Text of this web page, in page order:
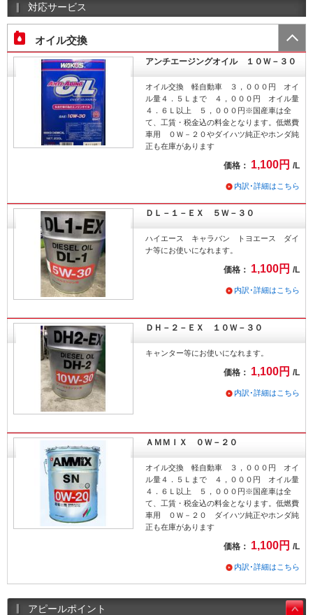
対応サービス
オイル交換
アンチエージングオイル １０Ｗ－３０
オイル交換 軽自動車 ３，０００円 オイ
ル量４．５Ｌまで ４，０００円 オイル量
４．６Ｌ以上 ５，０００円※国産車は全
て、工賃・税金込の料金となります。低燃費
車用 ０Ｗ－２０やダイハツ純正やホンダ純
正も在庫があります
価格： 1,100円 /L
内訳･詳細はこちら
ＤＬ－１－ＥＸ ５Ｗ－３０
ハイエース キャラバン トヨエース ダイ
ナ等にお使いになれます。
価格： 1,100円 /L
内訳･詳細はこちら
ＤＨ－２－ＥＸ １０Ｗ－３０
キャンター等にお使いになれます。
価格： 1,100円 /L
内訳･詳細はこちら
ＡＭＭＩＸ ０Ｗ－２０
オイル交換 軽自動車 ３，０００円 オイ
ル量４．５Ｌまで ４，０００円 オイル量
４．６Ｌ以上 ５，０００円※国産車は全
て、工賃・税金込の料金となります。低燃費
車用 ０Ｗ－２０ ダイハツ純正やホンダ純
正も在庫があります
価格： 1,100円 /L
内訳･詳細はこちら
アピールポイント